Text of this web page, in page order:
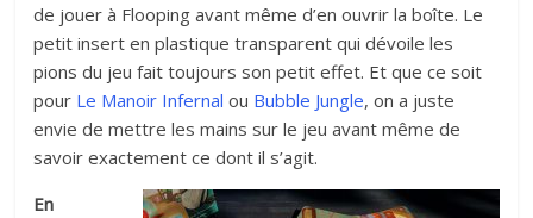
de jouer à Flooping avant même d’en ouvrir la boîte. Le
petit insert en plastique transparent qui dévoile les
pions du jeu fait toujours son petit effet. Et que ce soit
pour Le Manoir Infernal ou Bubble Jungle, on a juste
envie de mettre les mains sur le jeu avant même de
savoir exactement ce dont il s’agit.
En